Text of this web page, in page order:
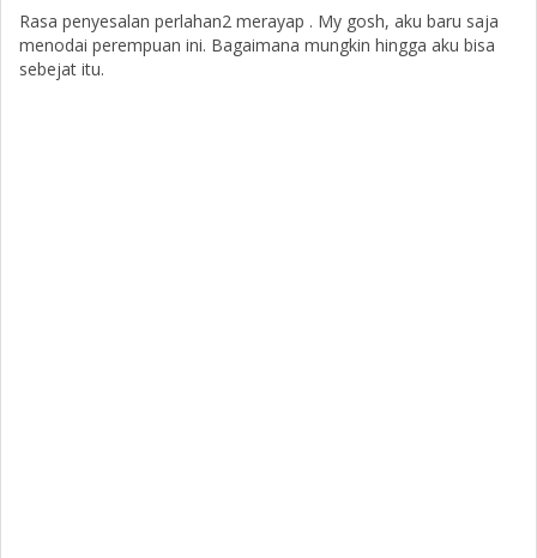
Rasa penyesalan perlahan2 merayap . My gosh, aku baru saja
menodai perempuan ini. Bagaimana mungkin hingga aku bisa
sebejat itu.